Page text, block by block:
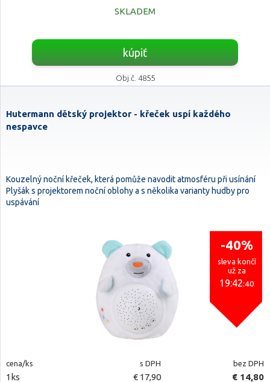
SKLADEM
kúpiť
Obj.č. 4855
Hutermann dětský projektor - křeček uspí každého
nespavce
Kouzelný noční křeček, která pomůže navodit atmosféru při usínání
Plyšák s projektorem noční oblohy a s několika varianty hudby pro
uspávání
-40%
sleva končí
už za
19:42:39
cena/ks s DPH bez DPH
1ks € 17,90 € 14,80